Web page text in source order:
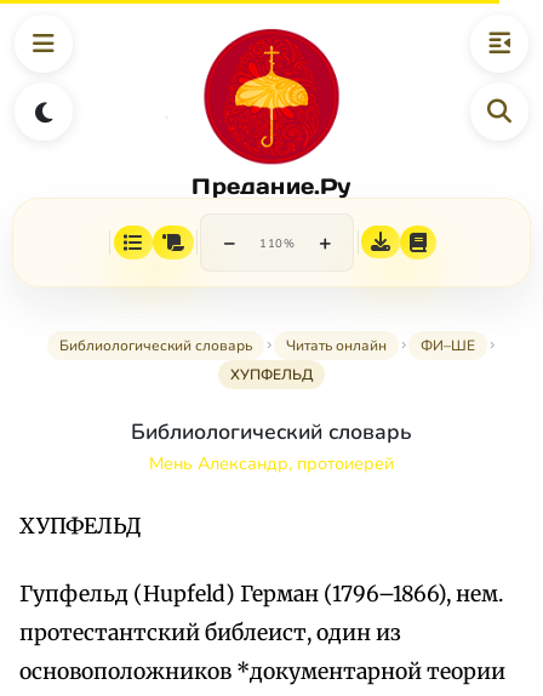
Предание.Ру
− 110% +
Библиологический словарь Читать онлайн
ФИ–ШЕ
ХУПФЕЛЬД
Библиологический словарь
Мень Александр, протоиерей
ХУПФЕЛЬД
Гупфельд (Hupfeld) Герман (1796–1866), нем.
протестантский библеист, один из
основоположников *документарной теории